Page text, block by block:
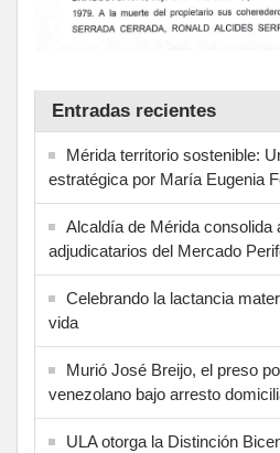
Entradas recientes
Mérida territorio sostenible:
estratégica por María Eugenia
Alcaldía de Mérida consolida
adjudicatarios del Mercado
Celebrando la lactancia
vida
Murió José Breijo, el preso
venezolano bajo arresto
ULA otorga la Distinción